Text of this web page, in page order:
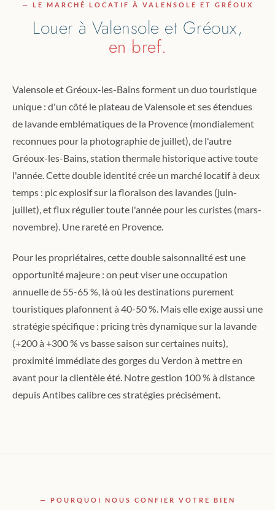
— LE MARCHÉ LOCATIF À VALENSOLE ET GRÉOUX
Louer à Valensole et Gréoux,
en bref.
Valensole et Gréoux-les-Bains forment un duo touristique
unique : d'un côté le plateau de Valensole et ses étendues
de lavande emblématiques de la Provence (mondialement
reconnues pour la photographie de juillet), de l'autre
Gréoux-les-Bains, station thermale historique active toute
l'année. Cette double identité crée un marché locatif à deux
temps : pic explosif sur la floraison des lavandes (juin-
juillet), et flux régulier toute l'année pour les curistes (mars-
novembre). Une rareté en Provence.
Pour les propriétaires, cette double saisonnalité est une
opportunité majeure : on peut viser une occupation
annuelle de 55-65 %, là où les destinations purement
touristiques plafonnent à 40-50 %. Mais elle exige aussi une
stratégie spécifique : pricing très dynamique sur la lavande
(+200 à +300 % vs basse saison sur certaines nuits),
proximité immédiate des gorges du Verdon à mettre en
avant pour la clientèle été. Notre gestion 100 % à distance
depuis Antibes calibre ces stratégies précisément.
— POURQUOI NOUS CONFIER VOTRE BIEN